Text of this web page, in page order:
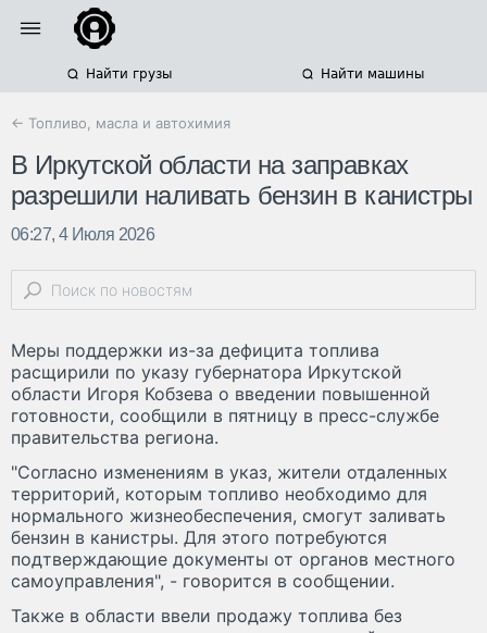
Найти грузы Найти машины
← Топливо, масла и автохимия
В Иркутской области на заправках
разрешили наливать бензин в канистры
06:27, 4 Июля 2026
Меры поддержки из-за дефицита топлива
расщирили по указу губернатора Иркутской
области Игоря Кобзева о введении повышенной
готовности, сообщили в пятницу в пресс-службе
правительства региона.
"Согласно изменениям в указ, жители отдаленных
территорий, которым топливо необходимо для
нормального жизнеобеспечения, смогут заливать
бензин в канистры. Для этого потребуются
подтверждающие документы от органов местного
самоуправления", - говорится в сообщении.
Также в области ввели продажу топлива без